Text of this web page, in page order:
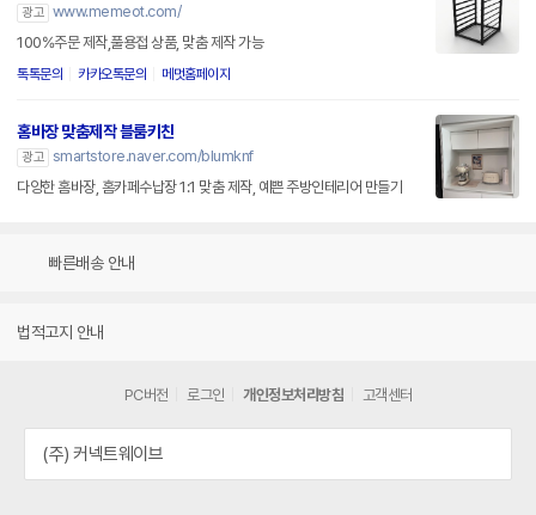
광고
www.memeot.com/
100%주문 제작,풀용접 상품, 맞춤 제작 가능
톡톡문의 카카오톡문의 메멋홈페이지
홈바장 맞춤제작 블룸키친
광고
smartstore.naver.com/blumknf
다양한 홈바장, 홈카페수납장 1:1 맞춤 제작, 예쁜 주방인테리어 만들기
빠른배송 안내
법적고지 안내
PC버전 로그인 개인정보처리방침 고객센터
(주) 커넥트웨이브